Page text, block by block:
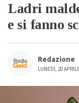
Ladri
e si fanno
Redazione
LUNEDÌ, 20